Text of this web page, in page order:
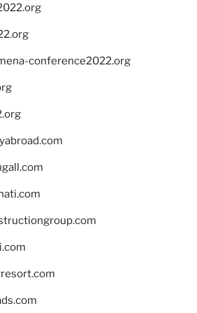
conference2022.org